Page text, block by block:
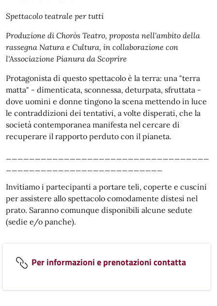
Spettacolo teatrale per tutti
Produzione di Choròs Teatro, proposta nell'ambito della
rassegna Natura e Cultura, in collaborazione con
l'Associazione Pianura da Scoprire
Protagonista di questo spettacolo è la terra: una "terra
matta" - dimenticata, sconnessa, deturpata, sfruttata -
dove uomini e donne tingono la scena mettendo in luce
le contraddizioni dei tentativi, a volte disperati, che la
società contemporanea manifesta nel cercare di
recuperare il rapporto perduto con il pianeta.
Invitiamo i partecipanti a portare teli, coperte e cuscini
per assistere allo spettacolo comodamente distesi nel
prato. Saranno comunque disponibili alcune sedute
(sedie e/o panche).
Per informazioni e prenotazioni contatta